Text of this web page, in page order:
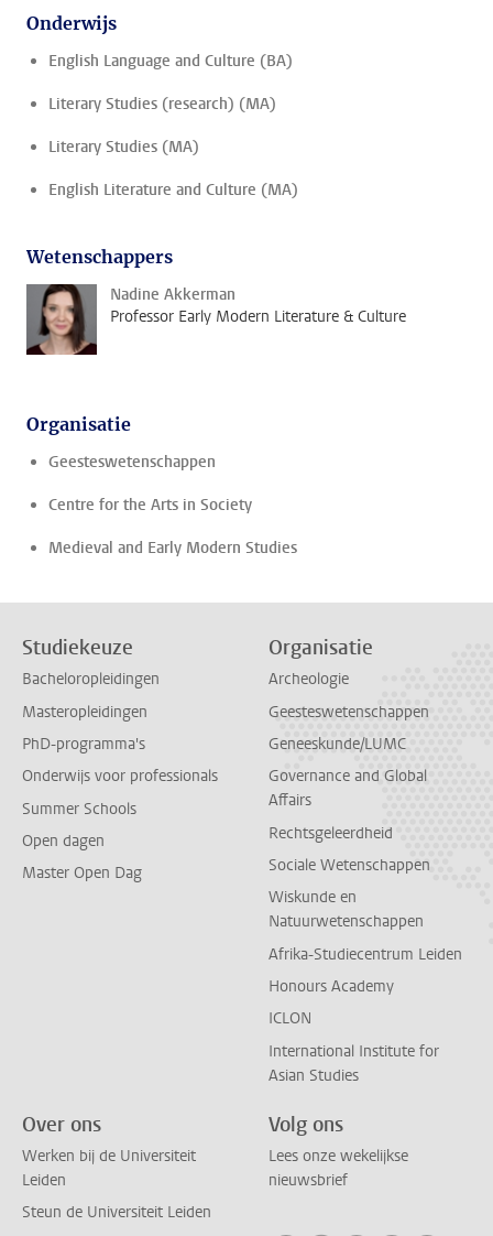
Onderwijs
English Language and Culture (BA)
Literary Studies (research) (MA)
Literary Studies (MA)
English Literature and Culture (MA)
Wetenschappers
Nadine Akkerman
Professor Early Modern Literature & Culture
Organisatie
Geesteswetenschappen
Centre for the Arts in Society
Medieval and Early Modern Studies
Studiekeuze
Bacheloropleidingen
Masteropleidingen
PhD-programma's
Onderwijs voor professionals
Summer Schools
Open dagen
Master Open Dag
Organisatie
Archeologie
Geesteswetenschappen
Geneeskunde/LUMC
Governance and Global
Affairs
Rechtsgeleerdheid
Sociale Wetenschappen
Wiskunde en
Natuurwetenschappen
Afrika-Studiecentrum Leiden
Honours Academy
ICLON
International Institute for
Asian Studies
Over ons
Werken bij de Universiteit
Leiden
Steun de Universiteit Leiden
Volg ons
Lees onze wekelijkse
nieuwsbrief